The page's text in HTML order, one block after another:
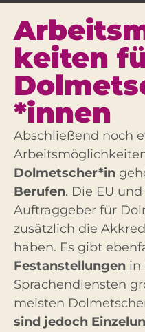
keiten
*innen
Abschließend noch
Dolmetscher*in
Berufen. Die EU
Auftraggeber für
zusätzlich die
haben. Es gibt
Festanstellungen in
Sprachendiensten
meisten
sind jedoch